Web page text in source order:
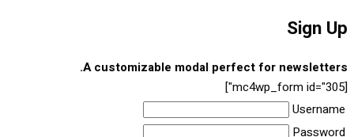
Sign Up
A customizable modal perfect for newsletters.
[mc4wp_form id="305"]
Username
Password